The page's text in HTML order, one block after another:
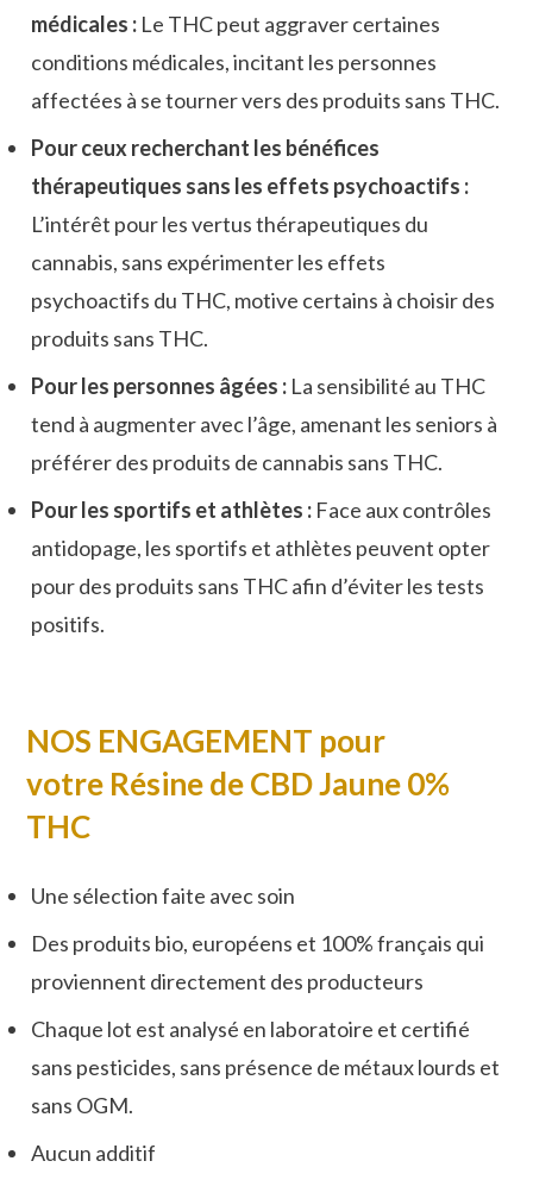
médicales : Le THC peut aggraver certaines
conditions médicales, incitant les personnes
affectées à se tourner vers des produits sans THC.
Pour ceux recherchant les bénéfices
thérapeutiques sans les effets psychoactifs :
L’intérêt pour les vertus thérapeutiques du
cannabis, sans expérimenter les effets
psychoactifs du THC, motive certains à choisir des
produits sans THC.
Pour les personnes âgées : La sensibilité au THC
tend à augmenter avec l’âge, amenant les seniors à
préférer des produits de cannabis sans THC.
Pour les sportifs et athlètes : Face aux contrôles
antidopage, les sportifs et athlètes peuvent opter
pour des produits sans THC afin d’éviter les tests
positifs.
NOS ENGAGEMENT pour
votre Résine de CBD Jaune 0%
THC
Une sélection faite avec soin
Des produits bio, européens et 100% français qui
proviennent directement des producteurs
Chaque lot est analysé en laboratoire et certifié
sans pesticides, sans présence de métaux lourds et
sans OGM.
Aucun additif